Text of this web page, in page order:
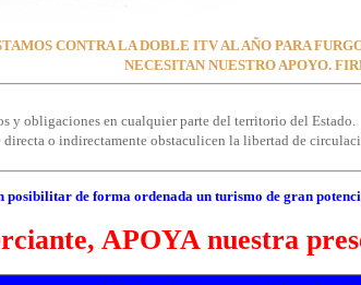
CONTRA LA DOBLE ITV AL AÑO PARA
NECESITAN NUESTRO APOYO.
y obligaciones en cualquier parte del territorio del Estado.
o indirectamente obstaculicen la libertad de
posibilitar de forma ordenada un turismo de gran
APOYA nuestra